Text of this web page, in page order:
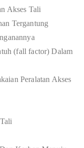
Akses Tali
Tergantung
(fall factor) Dalam
Peralatan Akses